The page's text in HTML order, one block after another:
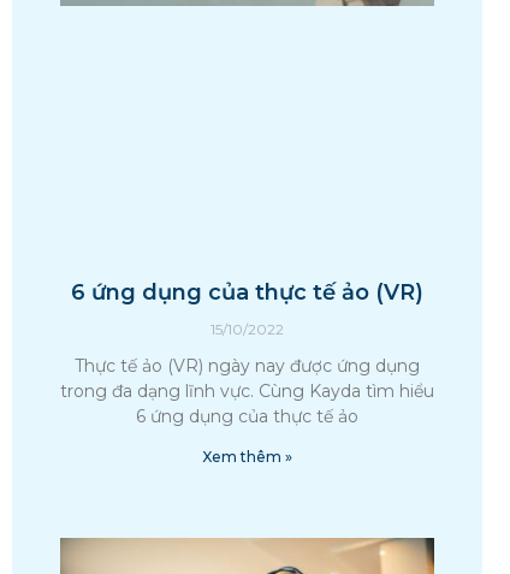
6 ứng dụng của thực tế ảo (VR)
15/10/2022
Thực tế ảo (VR) ngày nay được ứng dụng
trong đa dạng lĩnh vực. Cùng Kayda tìm hiểu
6 ứng dụng của thực tế ảo
Xem thêm »